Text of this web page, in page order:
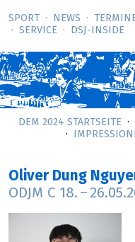
SPORT NEWS
SERVICE
DSJ-­INSIDE
DEM 2024 STARTSEITE
Oliver Dung
ODJM C 18. –